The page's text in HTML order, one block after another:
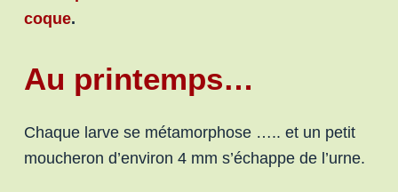
coque.
Au printemps…
Chaque larve se métamorphose ….. et un petit
moucheron d’environ 4 mm s’échappe de l’urne.